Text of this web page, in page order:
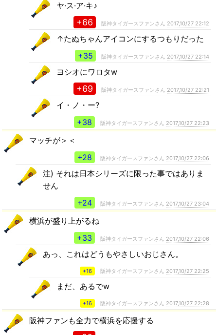
ヤ·ス·ア·キ♪
+66 阪神タイガースファンさん 2017,10/27 22:12
↑たぬちゃんアイコンにするつもりだった
+35
阪神タイガースファンさん 2017,10/27 22:14
ヨシオにワロタw
+69 阪神タイガースファンさん 2017,10/27 22:21
イ・ノ・ー?
+38
阪神タイガースファンさん 2017,10/27 22:23
マッチが＞＜
+28
阪神タイガースファンさん 2017,10/27 22:06
注) それは日本シリーズに限った事ではありま
せん
+24
阪神タイガースファンさん 2017,10/27 23:04
横浜が盛り上がるね
+33
阪神タイガースファンさん 2017,10/27 22:06
あっ、これはどうもやさしいおじさん。
+16 阪神タイガースファンさん 2017,10/27 22:25
まだ、あるでw
+16 阪神タイガースファンさん 2017,10/27 22:28
阪神ファンも全力で横浜を応援する